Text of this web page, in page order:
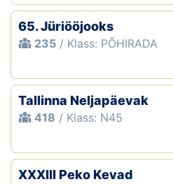
65. Jüriööjooks
235 / Klass: PÕHIRADA
Tallinna Neljapäevak
418 / Klass: N45
XXXIII Peko Kevad